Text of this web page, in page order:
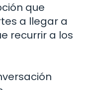
que
a llegar a
recurrir a los